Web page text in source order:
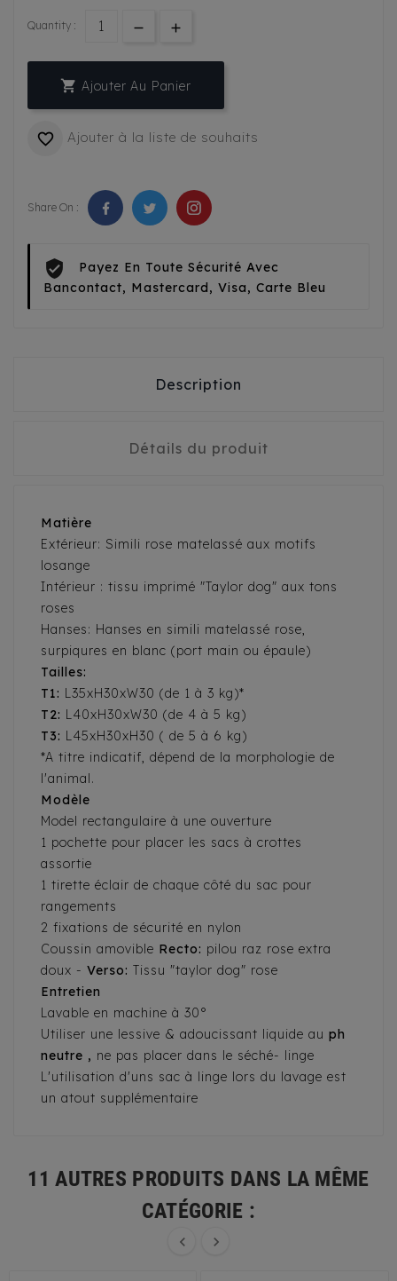
Quantity :
 Ajouter Au Panier
 Ajouter à la liste de souhaits
Share On :
Payez En Toute Sécurité Avec
Bancontact, Mastercard, Visa, Carte Bleu
Description
Détails du produit
Matière
Extérieur: Simili rose matelassé aux motifs
losange
Intérieur : tissu imprimé "Taylor dog" aux tons
roses
Hanses: Hanses en simili matelassé rose,
surpiqures en blanc (port main ou épaule)
Tailles:
T1: L35xH30xW30 (de 1 à 3 kg)*
T2: L40xH30xW30 (de 4 à 5 kg)
T3: L45xH30xH30 ( de 5 à 6 kg)
*A titre indicatif, dépend de la morphologie de
l'animal.
Modèle
Model rectangulaire à une ouverture
1 pochette pour placer les sacs à crottes
assortie
1 tirette éclair de chaque côté du sac pour
rangements
2 fixations de sécurité en nylon
Coussin amovible Recto: pilou raz rose extra
doux - Verso: Tissu "taylor dog" rose
Entretien
Lavable en machine à 30°
Utiliser une lessive & adoucissant liquide au ph
neutre , ne pas placer dans le séché- linge
L'utilisation d'uns sac à linge lors du lavage est
un atout supplémentaire
11 AUTRES PRODUITS DANS LA MÊME
CATÉGORIE :
 